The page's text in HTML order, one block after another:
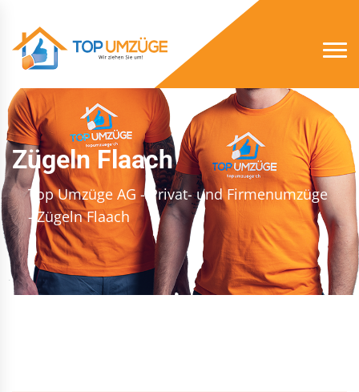
Zügeln Flaach
Top Umzüge AG - Privat- und Firmenumzüge
- Zügeln Flaach